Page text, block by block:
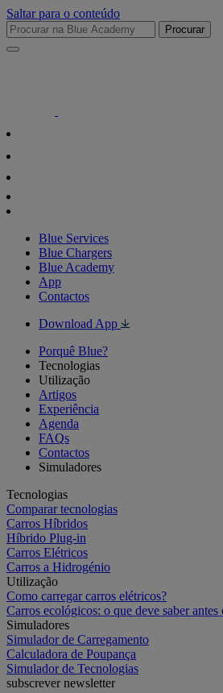
Saltar para o conteúdo
Procurar
Blue Services
Blue Chargers
Blue Academy
App
Contactos
Download App
Porquê Blue?
Tecnologias
Utilização
Artigos
Experiência
Agenda
FAQs
Contactos
Simuladores
Tecnologias
Comparar tecnologias
Carros Híbridos
Híbrido Plug-in
Carros Elétricos
Carros a Hidrogénio
Utilização
Como carregar carros elétricos?
Carros ecológicos: o que deve saber antes
Simuladores
Simulador de Carregamento
Calculadora de Poupança
Simulador de Tecnologias
subscrever newsletter